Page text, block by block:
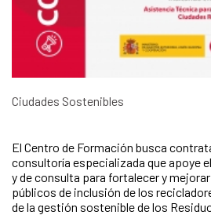
Ciudades Sostenibles
El Centro de Formación busca
consultoría especializada que apoye
y de consulta para fortalecer y
públicos de inclusión de los
de la gestión sostenible de los